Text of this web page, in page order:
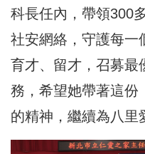
科長任內，帶領300
社安網絡，守護每一
育才、留才，召募最
務，希望她帶著這份
的精神，繼續為八里